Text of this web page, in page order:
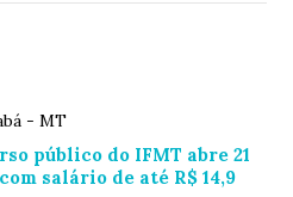
- MT
público do IFMT abre 21
salário de até R$ 14,9